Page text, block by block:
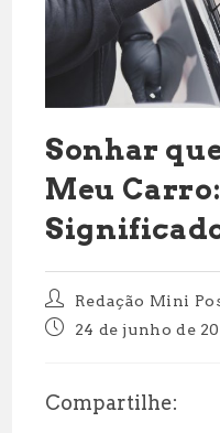
Sonhar
Meu
Autor
do
post:
Redação Mini
Post24 de junho de
Compartilhe: